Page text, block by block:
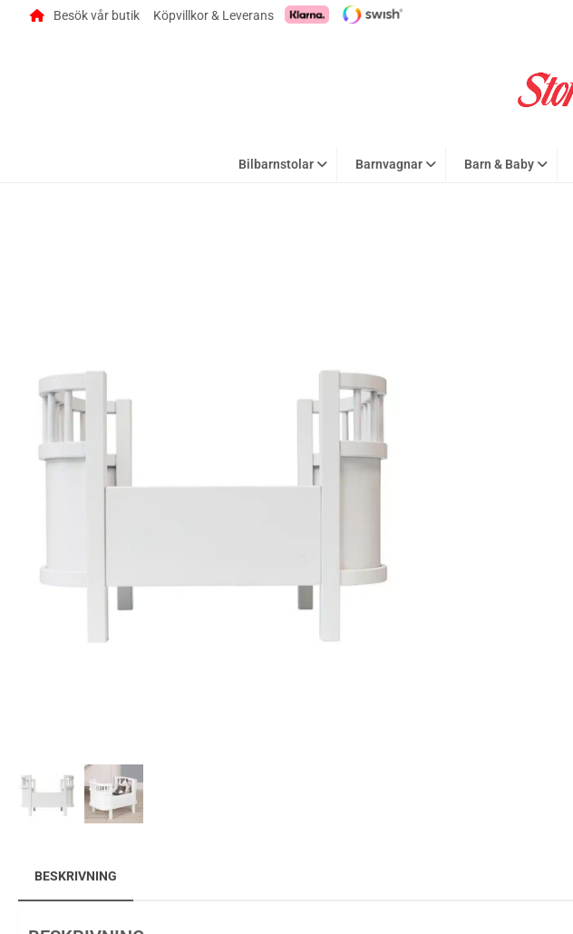
Besök vår butik Köpvillkor & Leverans
Bilbarnstolar Barnvagnar Barn & Baby
BESKRIVNING